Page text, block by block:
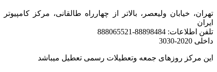
تهران، خیابان ولیعصر، بالاتر از چهارراه طالقانی، مرکز کامپیوتر
ایران
تلفن اطلاعات: 88898484-888065521
داخلی 2020-3030
این مرکز روزهای جمعه وتعطیلات رسمی تعطیل میباشد